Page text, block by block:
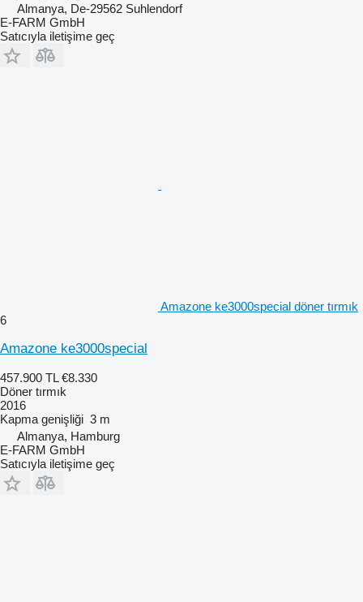
Almanya, De-29562 Suhlendorf
E-FARM GmbH
Satıcıyla iletişime geç
Amazone ke3000special döner tırmık
6
Amazone ke3000special
457.900 TL €8.330
Döner tırmık
2016
Kapma genişliği 3 m
Almanya, Hamburg
E-FARM GmbH
Satıcıyla iletişime geç